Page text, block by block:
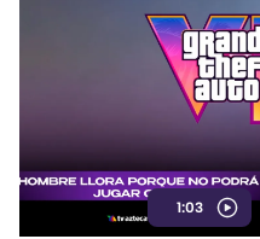
1:03